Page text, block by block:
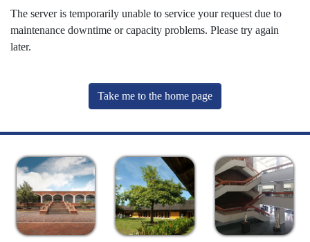
The server is temporarily unable to service your request due to
maintenance downtime or capacity problems. Please try again
later.
Take me to the home page